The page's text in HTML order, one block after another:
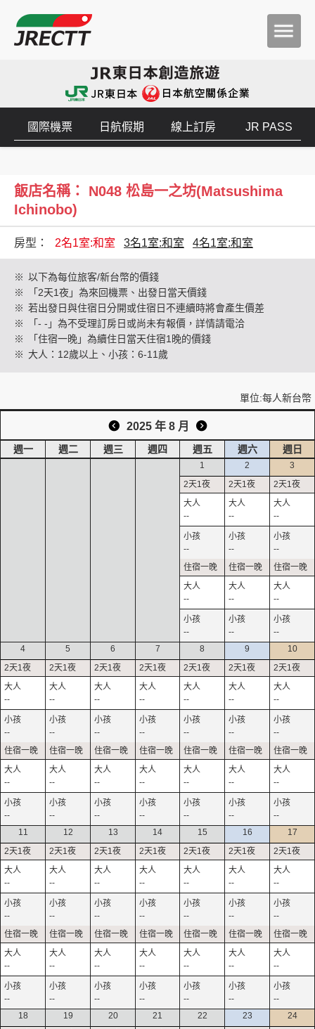
國際機票 日航假期 線上訂房 JR PASS
飯店名稱： N048 松島一之坊(Matsushima
Ichinobo)
房型： 2名1室:和室 3名1室:和室 4名1室:和室
※ 以下為每位旅客/新台幣的價錢
※
「2天1夜」為來回機票、出發日當天價錢
※ 若出發日與住宿日分開或住宿日不連續時將會產生價差
※
「- -」為不受理訂房日或尚未有報價，詳情請電洽
※
「住宿一晚」為續住日當天住宿1晚的價錢
※ 大人：12歲以上、小孩：6-11歲
單位:每人新台幣
2025 年 8 月
週一 週二 週三 週四 週五 週六 週日
1
--
--
--
--
2
--
--
--
--
3
--
--
--
--
4
--
--
--
--
5
--
--
--
--
6
--
--
--
--
7
--
--
--
--
8
--
--
--
--
9
--
--
--
--
10
--
--
--
--
11
--
--
--
--
12
--
--
--
--
13
--
--
--
--
14
--
--
--
--
15
--
--
--
--
16
--
--
--
--
17
--
--
--
--
18
19 20 21 22 23 24